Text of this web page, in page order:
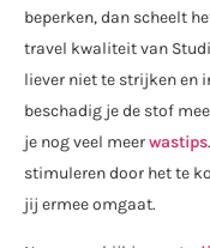
beperken, dan scheelt
travel kwaliteit van
liever niet te strijken en
beschadig je de stof
je nog veel meerwastips
stimuleren door het te
jij ermee omgaat.